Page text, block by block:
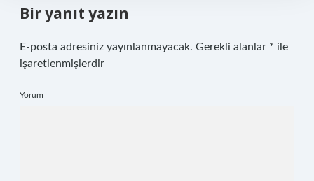
Bir yanıt yazın
E-posta adresiniz yayınlanmayacak. Gerekli alanlar * ile
işaretlenmişlerdir
Yorum